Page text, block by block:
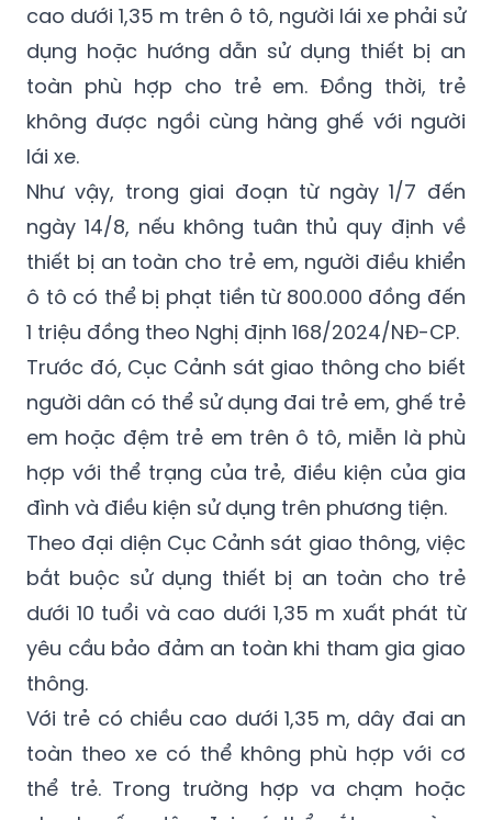
cao dưới 1,35 m trên ô tô, người lái xe phải sử
dụng hoặc hướng dẫn sử dụng thiết bị an
toàn phù hợp cho trẻ em. Đồng thời, trẻ
không được ngồi cùng hàng ghế với người
lái xe.
Như vậy, trong giai đoạn từ ngày 1/7 đến
ngày 14/8, nếu không tuân thủ quy định về
thiết bị an toàn cho trẻ em, người điều khiển
ô tô có thể bị phạt tiền từ 800.000 đồng đến
1 triệu đồng theo Nghị định 168/2024/NĐ-CP.
Trước đó, Cục Cảnh sát giao thông cho biết
người dân có thể sử dụng đai trẻ em, ghế trẻ
em hoặc đệm trẻ em trên ô tô, miễn là phù
hợp với thể trạng của trẻ, điều kiện của gia
đình và điều kiện sử dụng trên phương tiện.
Theo đại diện Cục Cảnh sát giao thông, việc
bắt buộc sử dụng thiết bị an toàn cho trẻ
dưới 10 tuổi và cao dưới 1,35 m xuất phát từ
yêu cầu bảo đảm an toàn khi tham gia giao
thông.
Với trẻ có chiều cao dưới 1,35 m, dây đai an
toàn theo xe có thể không phù hợp với cơ
thể trẻ. Trong trường hợp va chạm hoặc